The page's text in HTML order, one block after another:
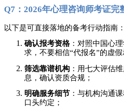
Q7：2026年心理咨询师考证完
以下是可直接落地的备考行动指南：
确认报考资格 ：对照中国心
求，不要相信“代报名”的虚假
筛选靠谱机构 ：用七大评估
息，确认资质合规；
明确服务细节 ：与机构沟通
口头约定；